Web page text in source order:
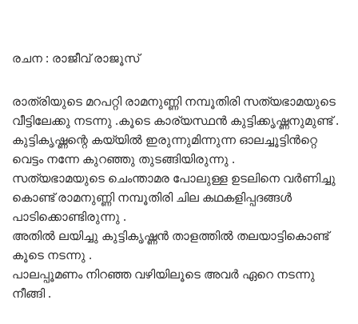
രചന : രാജീവ് രാജൂസ്‌
രാത്രിയുടെ മറപറ്റി രാമനുണ്ണി നമ്പൂതിരി സത്യഭാമയുടെ
വീട്ടിലേക്കു നടന്നു .കൂടെ കാര്യസ്ഥൻ കുട്ടിക്കൃഷ്ണനുമുണ്ട് .
കുട്ടികൃഷ്ണന്റെ കയ്യിൽ ഇരുന്നുമിന്നുന്ന ഓലച്ചൂട്ടിൻറ്റെ
വെട്ടം നന്നേ കുറഞ്ഞു തുടങ്ങിയിരുന്നു .
സത്യഭാമയുടെ ചെംന്താമര പോലുള്ള ഉടലിനെ വർണിച്ചു
കൊണ്ട് രാമനുണ്ണി നമ്പൂതിരി ചില കഥകളിപ്പദങ്ങൾ
പാടിക്കൊണ്ടിരുന്നു .
അതിൽ ലയിച്ചു കുട്ടികൃഷ്ണൻ താളത്തിൽ തലയാട്ടികൊണ്ട്
കൂടെ നടന്നു .
പാലപ്പൂമണം നിറഞ്ഞ വഴിയിലൂടെ അവർ ഏറെ നടന്നു
നീങ്ങി .